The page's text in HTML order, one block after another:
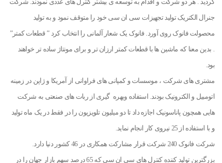
گردید . هر دو شرکت و اقدام به توسعه ی بیشتر کنترل های عددی نمودند. شرکت
جنرال الکتریک تولید تجهیزات سی ان سی خود را متوقف نمود و به تولید
محصولت فانوک روی آورد. فانوک یک شعار آلمانی را انتخاب کرد ” قطعات کمتر”
. بدین معنا که ماشین ها با قطعات کمتر ارزان تر و برای مونتاژ ساده تر خواهند
بود.
مشتری های شرکت ، موسسات و کمپانی های فراوانی از آمریکا و ژاپن در زمینه
اتومبیل و الکترونیک بودند. استفاده وبهره گیری از ربات های صنعتی به شرکت
هایی همچون پاناسونیک اجازه داد تا دو میلیون تلویزیون را در فقط در یک ماه تولید
و با استفاده از 25 نیروی کار انجام نماید.
شرکت فانوک 240 شرکت قرار مشارکت همکاری در 46 کشور دنیا دارد.
بزرگترین تولید کننده کنترل های سی ان سی که 65 درصد سهم بازار جهان را در